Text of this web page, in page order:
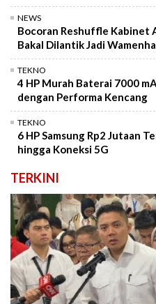
NEWS
Bocoran Reshuffle Kabinet
Bakal Dilantik Jadi
TEKNO
4 HP Murah Baterai 7000
dengan Performa Kencang
TEKNO
6 HP Samsung Rp2 Jutaan
hingga Koneksi 5G
TERKINI